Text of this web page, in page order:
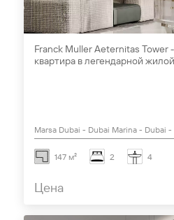
Franck Muller Aeternitas Tower
квартира в легендарной
Marsa Dubai - Dubai Marina - Dubai -
147 м² 2 4
Цена